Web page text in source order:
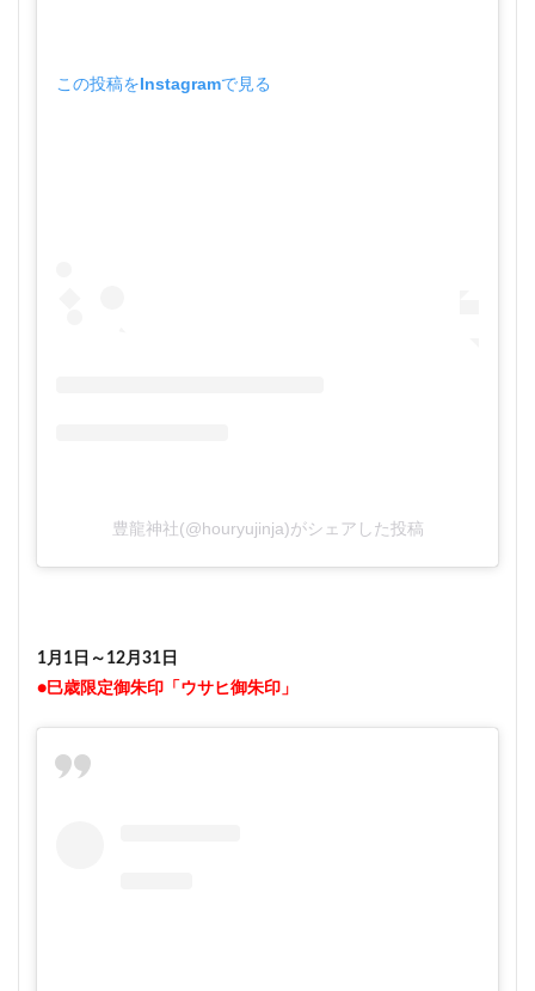
この投稿をInstagramで見る
豊龍神社(@houryujinja)がシェアした投稿
1月1日～12月31日
●巳歳限定御朱印「ウサヒ御朱印」